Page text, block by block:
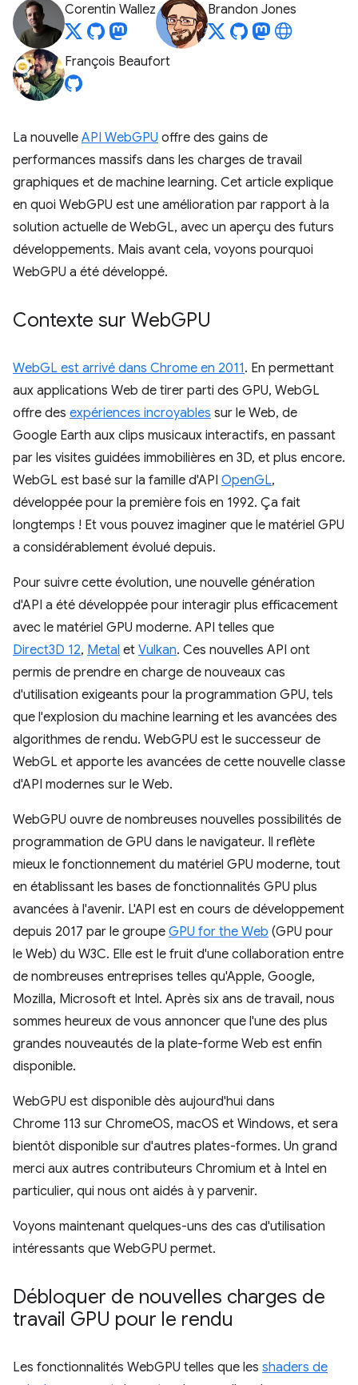
Corentin Wallez Brandon Jones
François Beaufort
La nouvelle API WebGPU offre des gains de
performances massifs dans les charges de travail
graphiques et de machine learning. Cet article explique
en quoi WebGPU est une amélioration par rapport à la
solution actuelle de WebGL, avec un aperçu des futurs
développements. Mais avant cela, voyons pourquoi
WebGPU a été développé.
Contexte sur WebGPU
WebGL est arrivé dans Chrome en 2011. En permettant
aux applications Web de tirer parti des GPU, WebGL
offre des expériences incroyables sur le Web, de
Google Earth aux clips musicaux interactifs, en passant
par les visites guidées immobilières en 3D, et plus encore.
WebGL est basé sur la famille d'API OpenGL,
développée pour la première fois en 1992. Ça fait
longtemps ! Et vous pouvez imaginer que le matériel GPU
a considérablement évolué depuis.
Pour suivre cette évolution, une nouvelle génération
d'API a été développée pour interagir plus efficacement
avec le matériel GPU moderne. API telles que
Direct3D 12, Metal et Vulkan. Ces nouvelles API ont
permis de prendre en charge de nouveaux cas
d'utilisation exigeants pour la programmation GPU, tels
que l'explosion du machine learning et les avancées des
algorithmes de rendu. WebGPU est le successeur de
WebGL et apporte les avancées de cette nouvelle classe
d'API modernes sur le Web.
WebGPU ouvre de nombreuses nouvelles possibilités de
programmation de GPU dans le navigateur. Il reflète
mieux le fonctionnement du matériel GPU moderne, tout
en établissant les bases de fonctionnalités GPU plus
avancées à l'avenir. L'API est en cours de développement
depuis 2017 par le groupe GPU for the Web (GPU pour
le Web) du W3C. Elle est le fruit d'une collaboration entre
de nombreuses entreprises telles qu'Apple, Google,
Mozilla, Microsoft et Intel. Après six ans de travail, nous
sommes heureux de vous annoncer que l'une des plus
grandes nouveautés de la plate-forme Web est enfin
disponible.
WebGPU est disponible dès aujourd'hui dans
Chrome 113 sur ChromeOS, macOS et Windows, et sera
bientôt disponible sur d'autres plates-formes. Un grand
merci aux autres contributeurs Chromium et à Intel en
particulier, qui nous ont aidés à y parvenir.
Voyons maintenant quelques-uns des cas d'utilisation
intéressants que WebGPU permet.
Débloquer de nouvelles charges de
travail GPU pour le rendu
Les fonctionnalités WebGPU telles que les shaders de